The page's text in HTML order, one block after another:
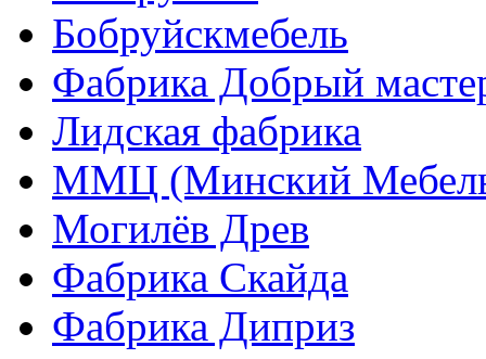
Бобруйскмебель
Фабрика Добрый
Лидская фабрика
ММЦ (Минский
Могилёв Древ
Фабрика Скайда
Фабрика Диприз